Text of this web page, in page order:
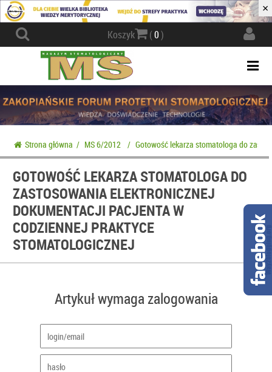
×
Koszyk (0)
Strona główna / MS 6/2012 / Gotowość lekarza stomatologa do
GOTOWOŚĆ LEKARZA STOMATOLOGA DO
ZASTOSOWANIA ELEKTRONICZNEJ
DOKUMENTACJI PACJENTA W
CODZIENNEJ PRAKTYCE
STOMATOLOGICZNEJ
Artykuł wymaga zalogowania